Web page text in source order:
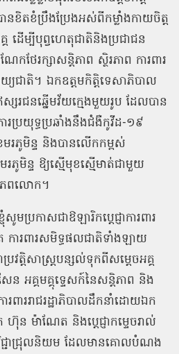
ខិតខំប្រឹងប្រែងអស់ពីកម្លាំងកាយចិត្ត
គ ដើម្បីបុព្វហេតុជាតិនិងប្រជាជន
កថែរក្សាសន្តិភាព ស្ថិរភាព ការពារ
ជាតិ។ ឯកឧត្តមកិត្តិទេសាភិបាល
ជនឆ្នើមវ័យក្មេងមួយរូប ដែលបាន
ប្រយុទ្ធប្រឆាំងនឹងជំងឺកូវីដ-១៩
ភូមិន្ទ និងបានលើកកម្ពស់
មិន្ទ ឱ្យស្មើមុខស្មើមាត់ជាមួយ
ភពលោក។
មប្រកាសជាឱឡារិកប្តេជ្ញាការពារ
ការពារសមិទ្ធផលជាតិទាំងឡាយ
ប្រវត្តិសាស្ត្របន្សល់ទុកពីសម្ដេចអគ្គ
អគ្គមគ្គុទ្ទេសក៍នៃសន្តិភាព និង
ការពាររាជរដ្ឋាភិបាលដឹកនាំដោយឯក
ន ម៉ាណែត និងប្តេជ្ញាកម្ទេចរាល់
ជ្ជាជ្រុលនិយម ដែលមានគោលបំណង